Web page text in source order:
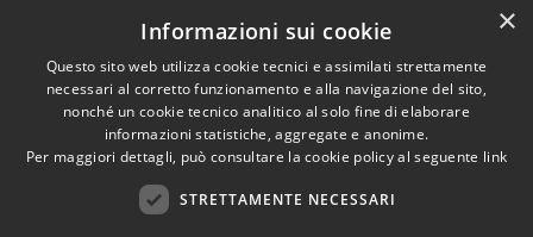
Dichiarazione di accessibilità
Piano di miglioramento
Copyright © 2026 • Città di
×
Informazioni sui cookie
Questo sito web utilizza cookie tecnici e assimilati strettamente
necessari al corretto funzionamento e alla navigazione del sito,
nonché un cookie tecnico analitico al solo fine di elaborare
informazioni statistiche, aggregate e anonime.
Per maggiori dettagli, può consultare la cookie policy al seguente link
STRETTAMENTE NECESSARI